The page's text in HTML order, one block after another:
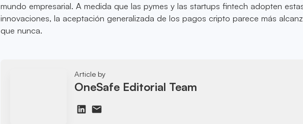
mundo empresarial. A medida que las pymes y las startups fintech adopten
innovaciones, la aceptación generalizada de los pagos cripto parece más
que nunca.
Article by
OneSafe Editorial Team